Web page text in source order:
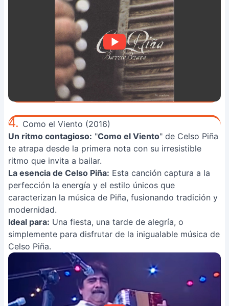
4. Como el Viento (2016)
Un ritmo contagioso: "Como el Viento" de Celso Piña
te atrapa desde la primera nota con su irresistible
ritmo que invita a bailar.
La esencia de Celso Piña: Esta canción captura a la
perfección la energía y el estilo únicos que
caracterizan la música de Piña, fusionando tradición y
modernidad.
Ideal para: Una fiesta, una tarde de alegría, o
simplemente para disfrutar de la inigualable música de
Celso Piña.